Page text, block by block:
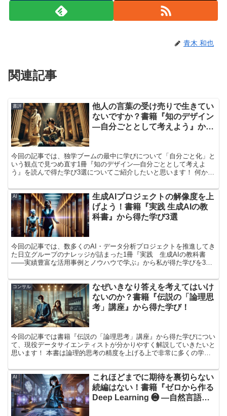
青木 和也
関連記事
書評
他人の言葉の受け売りで生きてい
ないですか？書籍『知のデザイン
―自分ごととして考えよう』から
今回の記事では、独学ブームの最中に学びについて「自分ごと化」と
いう観点で見つめ直す1冊『知のデザイン―自分ごととして考えよ
う』を読んで得た学び3選についてご紹介したいと思います！ 何かと
身につまされる部分がありますので、ぜひ本記事を参考にしていただ
けると幸いです！
AI
生成AIプロジェクトの解像度を上
げよう！書籍『実践 生成AIの教
科書』から得た学び3選
今回の記事では、数多くのAI・データ分析プロジェクトを推進してき
た日立グループのナレッジが詰まった1冊『実践 生成AIの教科書
――実績豊富な活用事例とノウハウで学ぶ』から私が得た学びを3つ
て各社で活用が始まっている生成AI。 「我が社でも生成AIを導入し
たいな」と考えているDX部門・経営企画部門の方々が本書を読め
ば、 「なるほど、失敗しない生成AIプロジェクトはそうやって進め
ればいいのか」 「ふむふむ、生成AIの具体的な活用方法としてはそ
のような方法が考えられるのか」 と、実践に向けた知見を蓄えるこ
とができる良書となっております！ 本記事では、その中でも私にと
って学びになった部分をピックアップして紹介しますので、選書の参
考にしていただけると幸いです！
コンサル
なぜいきなり答えを考えてはいけ
ないのか？書籍『伝説の「論理思
考」講座』から得た学び！
今回の記事では書籍『伝説の「論理思考」講座』から得た学びについ
て、現役データサイエンティストが分かりやすく解説していきたいと
思います！ 本書は論理的思考の精度を上げる上で非常に多くの学び
はこれでいいのだろうか？」という気持ちをお持ちの方はぜひ本書を
ご一読いただけると幸いです！
AI
これほどまでに期待を裏切らない
続編はない！書籍『ゼロから作る
Deep Learning ❷ ―自然言語処